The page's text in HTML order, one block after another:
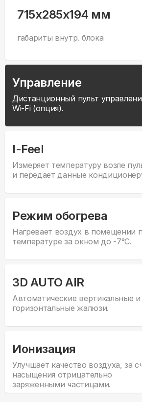
715x285x194 мм
габариты внутр. блока
Управление
Дистанционный пульт
Wi-Fi (опция).
I-Feel
Измеряет температуру возле
и передает данные
Режим обогрева
Нагревает воздух в помещении
температуре за окном до -7°С.
3D AUTO AIR
Автоматические вертикальные и
горизонтальные жалюзи.
Ионизация
Улучшает качество воздуха, за
насыщения отрицательно
заряженными частицами.